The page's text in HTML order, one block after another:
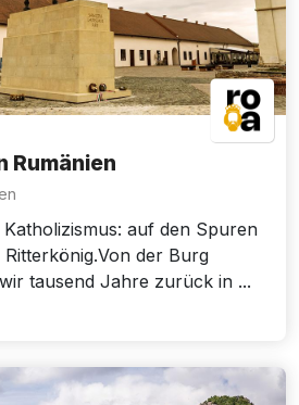
Rumänien
Katholizismus: auf den Spuren
der Burg
tausend Jahre zurück in ...